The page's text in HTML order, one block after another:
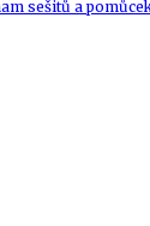
sešitů a